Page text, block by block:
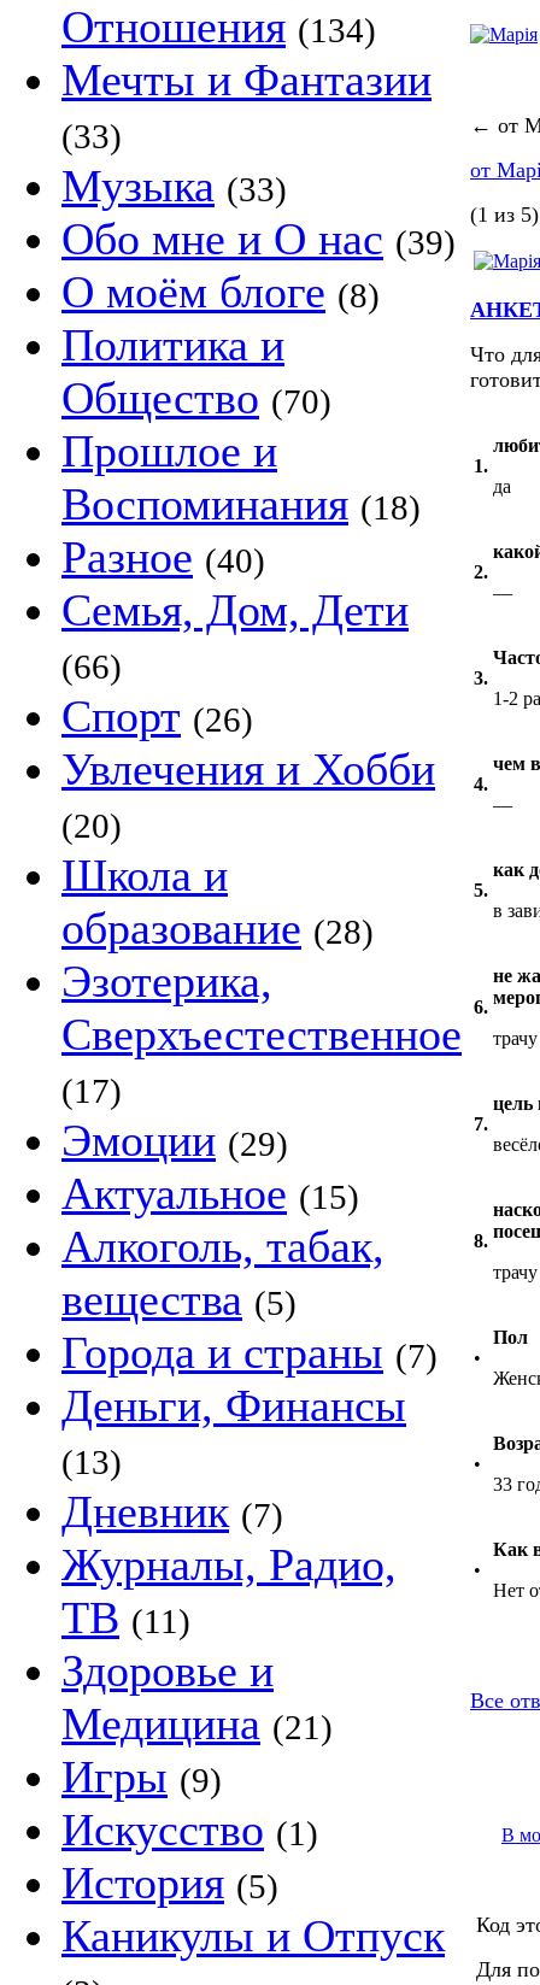
Отношения (134)
Мечты и Фантазии
(33)
Музыка (33)
Обо мне и О нас (39)
О моём блоге (8)
Политика и
Общество (70)
Прошлое и
Воспоминания (18)
Разное (40)
Семья, Дом, Дети
(66)
Спорт (26)
Увлечения и Хобби
(20)
Школа и
образование (28)
Эзотерика,
Сверхъестественное
(17)
Эмоции (29)
Актуальное (15)
Алкоголь, табак,
вещества (5)
Города и страны (7)
Деньги, Финансы
(13)
Дневник (7)
Журналы, Радио,
ТВ (11)
Здоровье и
Медицина (21)
Игры (9)
Искусство (1)
История (5)
Каникулы и Отпуск
← от
от
(1 из 5)
Что
1.
да
2.
—
3.
1-2
4.
чем
—
5.
как
в
6.
не
7.
цель
8.
•
Пол
•
33
•
Как
Нет
Все
В
Код
Для